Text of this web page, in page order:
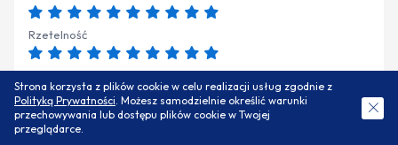
Rzetelność
Osoba godna zaufania, bardzo rzetelna i pracowita. Zna
się na rzeczy oraz tym co robi, posiada również bogate
doświadczenie. Zawsze dyspozycyjny. Opieka, pomoc
oraz niejednokrotne pełne podziwu poświęcenia, nawet
ZAMÓW DARMOWĄ WYCENĘ
Strona korzysta z plików cookie w celu realizacji usług zgodnie z
Polityką Prywatności. Możesz samodzielnie określić warunki
przechowywania lub dostępu plików cookie w Twojej
przeglądarce.